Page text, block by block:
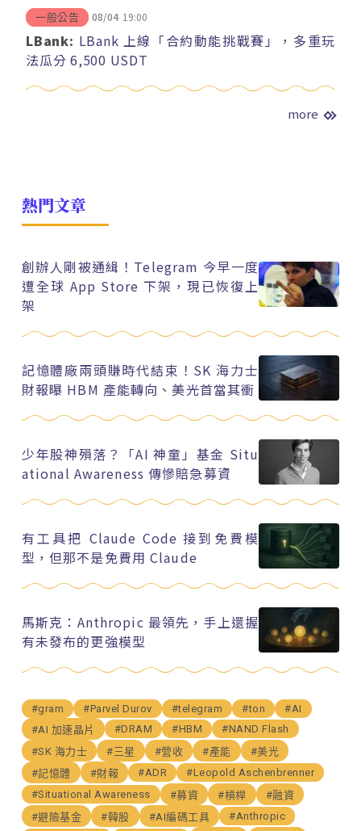
一般公告 08/04 19:00
LBank: LBank 上線「合約動能挑戰賽」，多重玩
法瓜分 6,500 USDT
more
熱門文章
創辦人剛被通緝！Telegram 今早一度
遭全球 App Store 下架，現已恢復上
架
記憶體廠兩頭賺時代結束！SK 海力士
財報曝 HBM 產能轉向、美光首當其衝
少年股神殞落？「AI 神童」基金 Situ
ational Awareness 傳慘賠急募資
有工具把 Claude Code 接到免費模
型，但那不是免費用 Claude
馬斯克：Anthropic 最領先，手上還握
有未發布的更強模型
#gram #Parvel Durov #telegram #ton
#AI
#AI 加速晶片
#DRAM #HBM
#NAND Flash
#SK 海力士
#三星 #營收 #產能
#美光
#記憶體
#財報 #ADR
#Leopold Aschenbrenner
#Situational Awareness
#募資 #槓桿
#融資
#避險基金
#韓股 #AI編碼工具
#Anthropic